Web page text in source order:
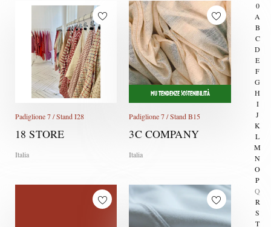
0
A
B
C
D
E
F
G
H
I
J
K
L
M
N
O
P
Q
R
S
T
Padiglione 7 / Stand I28
18 STORE
Italia
MU TENDENZE SOSTENIBILITÀ
Padiglione 7 / Stand B15
3C COMPANY
Italia